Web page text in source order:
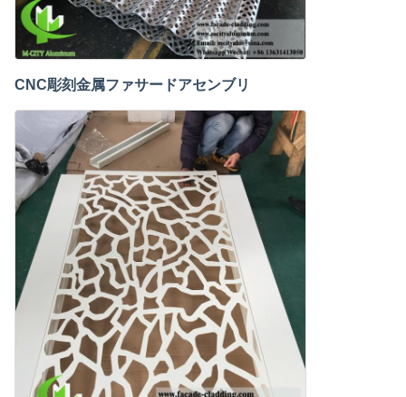
CNC彫刻金属ファサードアセンブリ